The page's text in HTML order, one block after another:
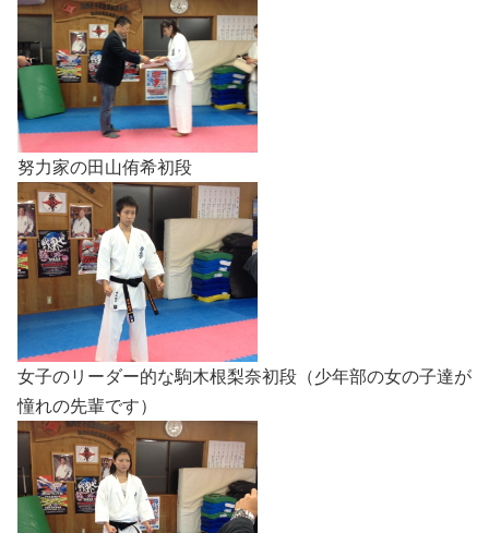
努力家の田山侑希初段
女子のリーダー的な駒木根梨奈初段（少年部の女の子達が
憧れの先輩です）